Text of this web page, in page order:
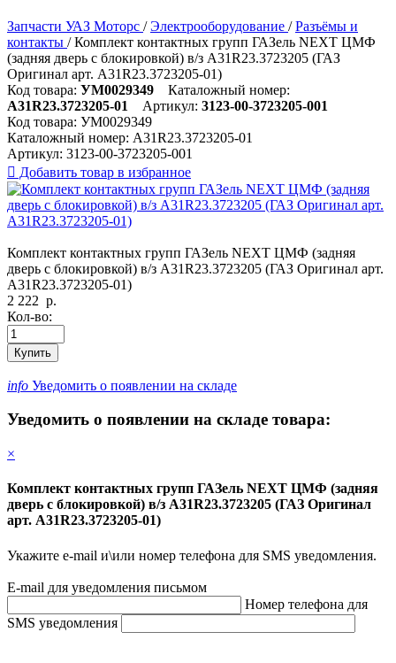
Запчасти УАЗ Моторс / Электрооборудование / Разъёмы и
контакты / Комплект контактных групп ГАЗель NEXT ЦМФ
(задняя дверь с блокировкой) в/з А31R23.3723205 (ГАЗ
Оригинал арт. А31R23.3723205-01)
Код товара: УМ0029349
Каталожный номер:
А31R23.3723205-01
Артикул: 3123-00-3723205-001
Код товара: УМ0029349
Каталожный номер: А31R23.3723205-01
Артикул: 3123-00-3723205-001
 Добавить товар в избранное
Комплект контактных групп ГАЗель NEXT ЦМФ (задняя
дверь с блокировкой) в/з А31R23.3723205 (ГАЗ Оригинал арт.
А31R23.3723205-01)
2 222 р.
Кол-во:
Купить
info Уведомить о появлении на складе
Уведомить о появлении на складе товара:
×
Комплект контактных групп ГАЗель NEXT ЦМФ (задняя
дверь с блокировкой) в/з А31R23.3723205 (ГАЗ Оригинал
арт. А31R23.3723205-01)
Укажите e-mail и\или номер телефона для SMS уведомления.
E-mail для уведомления письмом
Номер телефона для
SMS уведомления